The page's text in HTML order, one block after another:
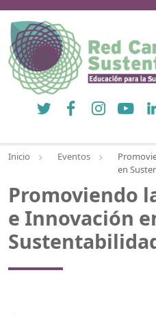
Twitter FacebookInstagramYouTube
Inicio Eventos
en
Promoviendo
e Innovación